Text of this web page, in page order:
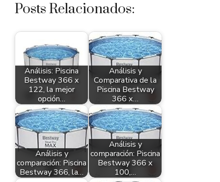
Posts Relacionados:
Análisis: Piscina
Bestway 366 x
122, la mejor
opción…
Análisis y
Comparativa de la
Piscina Bestway
366 x…
Análisis y
comparación: Piscina
Bestway 366, la…
Análisis y
comparación: Piscina
Bestway 366 x
100,…